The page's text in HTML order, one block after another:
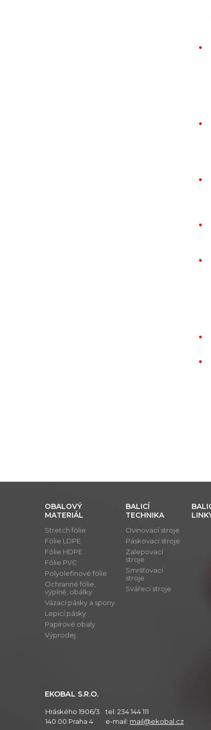
OBALOVÝ
MATERIÁL
Stretch fólie
Fólie LDPE
Fólie HDPE
Fólie PVC
Polyolefinové fólie
Ochranné fólie,
výplně, obálky
Vázací pásky a spony
Lepicí pásky
Papírové obaly
Výprodej
BALICÍ
TECHNIKA
Ovinovací stroje
Páskovací stroje
Zalepovací
stroje
Smršťovací
stroje
Svářecí stroje
EKOBAL S.R.O.
Hráského 1906/3
140 00 Praha 4
tel: 234 144 111
e-mail: mail@ekobal.cz